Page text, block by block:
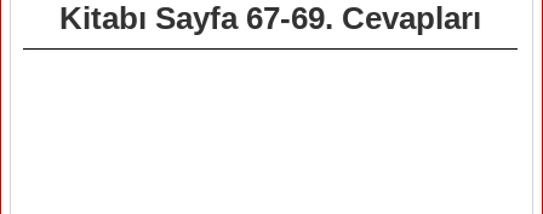
Kitabı Sayfa 67-69. Cevapları